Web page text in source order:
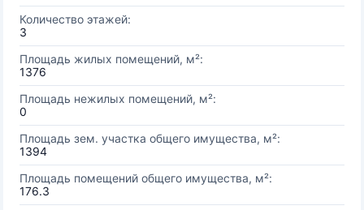
Количество этажей:
3
Площадь жилых помещений, м²:
1376
Площадь нежилых помещений, м²:
0
Площадь зем. участка общего имущества, м²:
1394
Площадь помещений общего имущества, м²:
176.3